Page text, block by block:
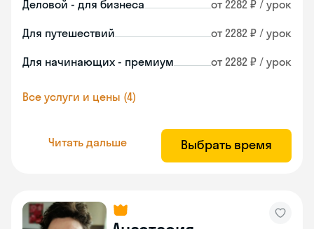
Деловой - для бизнеса от 2282 ₽ / урок
Для путешествий от 2282 ₽ / урок
Для начинающих - премиум от 2282 ₽ / урок
Все услуги и цены (4)
Читать дальше Выбрать время